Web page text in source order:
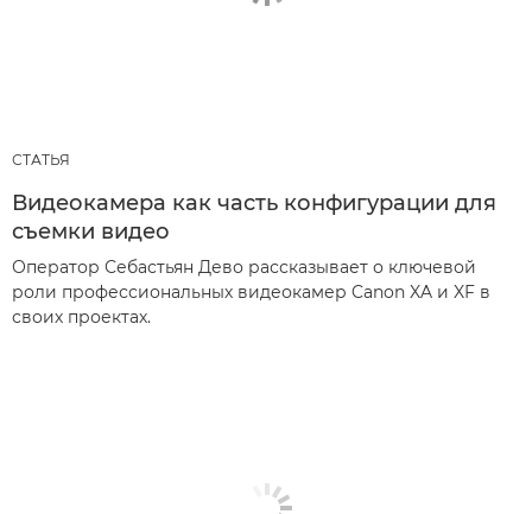
СТАТЬЯ
Видеокамера как часть конфигурации для
съемки видео
Оператор Себастьян Дево рассказывает о ключевой
роли профессиональных видеокамер Canon XA и XF в
своих проектах.